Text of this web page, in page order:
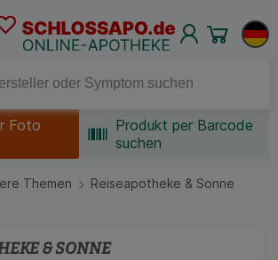
Foto
Produkt per Barcode
suchen
Themen Reiseapotheke & Sonne
& SONNE